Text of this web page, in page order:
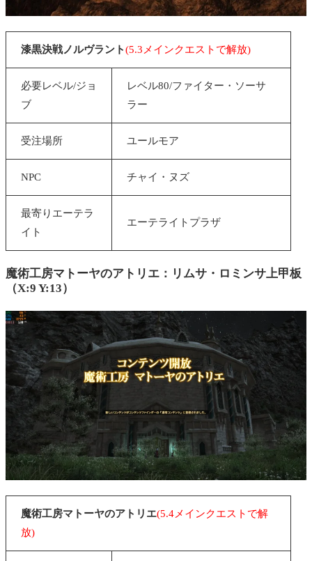
漆黒決戦ノルヴラント(5.3メインクエストで解放)
必要レベル/ジョ
ブ
レベル80/ファイター・ソーサ
ラー
受注場所 ユールモア
NPC チャイ・ヌズ
最寄りエーテラ
イト
エーテライトプラザ
魔術工房マトーヤのアトリエ： リムサ・ロミンサ上甲板
（X:9 Y:13）
魔術工房マトーヤのアトリエ(5.4メインクエストで解
放)